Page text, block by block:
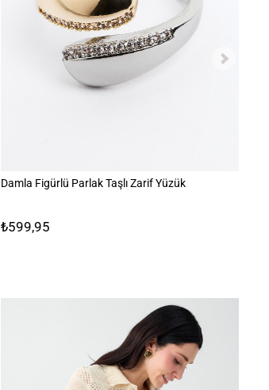
Damla Figürlü Parlak Taşlı Zarif Yüzük
₺599,95